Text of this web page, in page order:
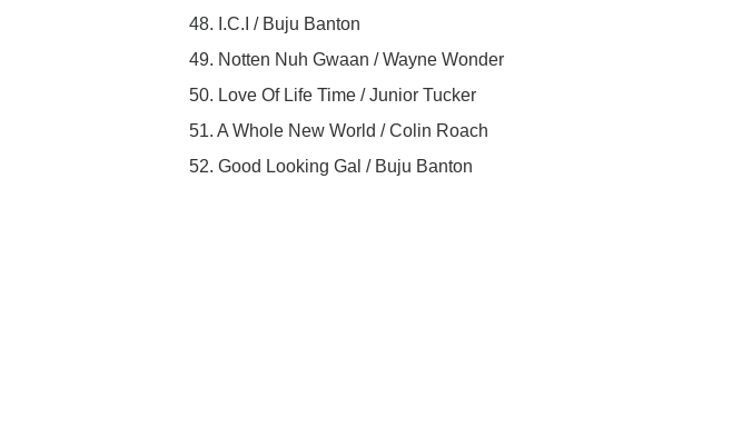
48. I.C.I / Buju Banton
49. Notten Nuh Gwaan / Wayne Wonder
50. Love Of Life Time / Junior Tucker
51. A Whole New World / Colin Roach
52. Good Looking Gal / Buju Banton